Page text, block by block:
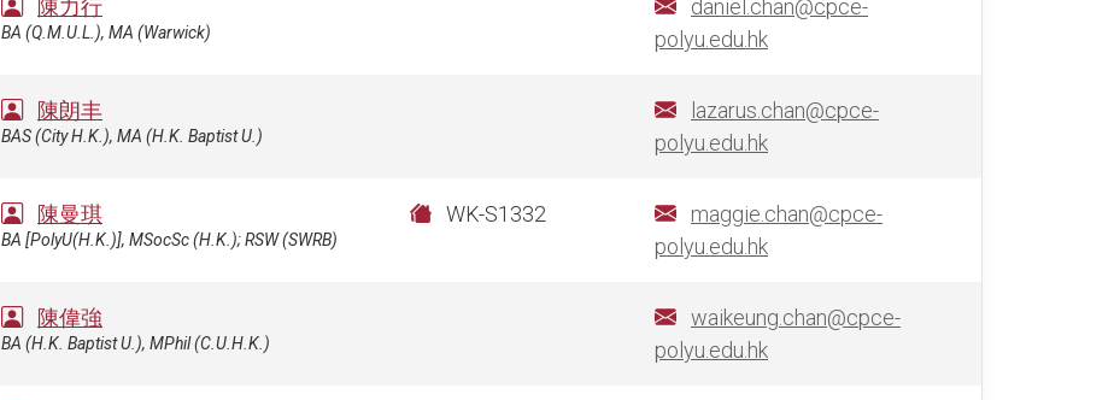
陳力行
BA (Q.M.U.L.), MA (Warwick)
daniel.chan@cpce-
polyu.edu.hk
陳朗丰
BAS (City H.K.), MA (H.K. Baptist U.)
lazarus.chan@cpce-
polyu.edu.hk
陳曼琪
BA [PolyU(H.K.)], MSocSc (H.K.); RSW (SWRB)
WK-S1332
maggie.chan@cpce-
polyu.edu.hk
陳偉強
BA (H.K. Baptist U.), MPhil (C.U.H.K.)
waikeung.chan@cpce-
polyu.edu.hk